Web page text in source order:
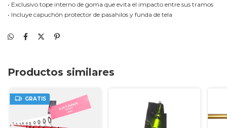
• Exclusivo tope interno de goma que evita el impacto entre sus tramos
• Incluye capuchón protector de pasahilos y funda de tela
Productos similares
GRATIS